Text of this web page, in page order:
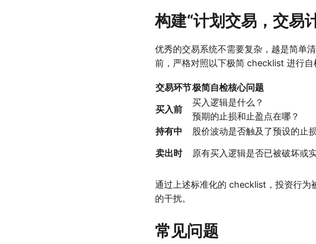
构建“计划交易，交
优秀的交易系统不需要复杂，越是简单
前，严格对照以下极简 checklist 进行自
交易环节极简自检核心问题
买入前
买入逻辑是什么？
预期的止损和止盈点在哪？
持有中 股价波动是否触及了预设的止
卖出时 原有买入逻辑是否已被破坏或
通过上述标准化的 checklist，投资行为
的干扰。
常见问题